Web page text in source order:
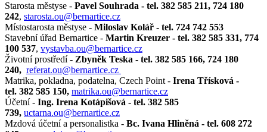
Starosta městyse - Pavel Souhrada - tel. 382 585 211, 724 180
242, starosta.ou@bernartice.cz
Místostarosta městyse - Miloslav Kolář - tel. 724 742 553
Stavební úřad Bernartice - Martin Kreuzer - tel. 382 585 331, 774
100 537, vystavba.ou@bernartice.cz
Životní prostředí - Zbyněk Teska - tel. 382 585 166, 724 180
240, referat.ou@bernartice.cz
Matrika, pokladna, podatelna, Czech Point - Irena Třísková -
tel. 382 585 150, matrika.ou@bernartice.cz
Účetní - Ing. Irena Kotápišová - tel. 382 585
739, uctarna.ou@bernartice.cz
Mzdová účetní a personalistka - Bc. Ivana Hliněná - tel. 608 272